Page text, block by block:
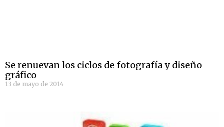
Se renuevan los ciclos de fotografía y diseño
gráfico
13 de mayo de 2014